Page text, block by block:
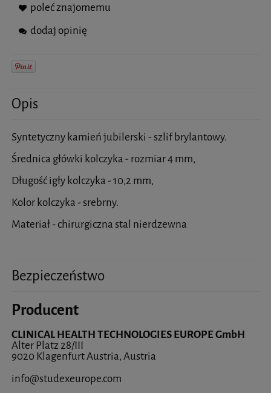
poleć znajomemu
dodaj opinię
Opis
Syntetyczny kamień jubilerski - szlif brylantowy.
Średnica główki kolczyka - rozmiar 4 mm,
Długość igły kolczyka - 10,2 mm,
Kolor kolczyka - srebrny.
Materiał - chirurgiczna stal nierdzewna
Bezpieczeństwo
Producent
CLINICAL HEALTH TECHNOLOGIES EUROPE GmbH
Alter Platz 28/III
9020 Klagenfurt Austria, Austria
info@studexeurope.com